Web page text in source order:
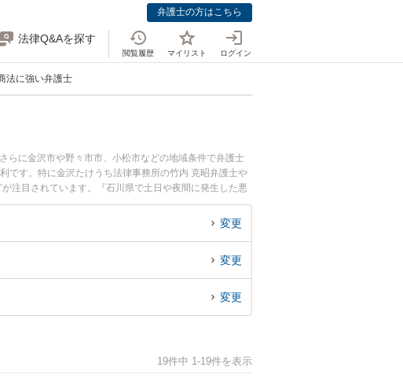
弁護士の方はこちら
法律Q&Aを探す
閲覧履歴 マイリスト ログイン
法に強い弁護士
らに金沢市や野々市市、小松市などの地域条件で弁護士
です。特に金沢たけうち法律事務所の竹内 克昭弁護士や
注目されています。『石川県で土日や夜間に発生した悪
初回相談無料で悪徳商法を法律相談できる石川県内の弁
変更
変更
変更
19件中 1-19件を表示